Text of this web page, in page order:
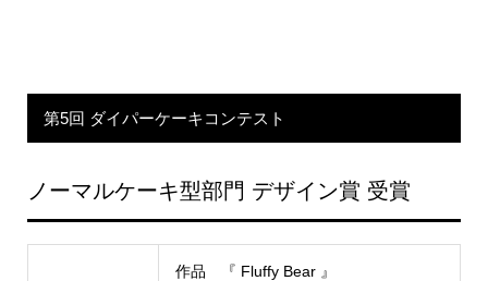
第5回 ダイパーケーキコンテスト
ノーマルケーキ型部門 デザイン賞 受賞
作品 『 Fluffy Bear 』